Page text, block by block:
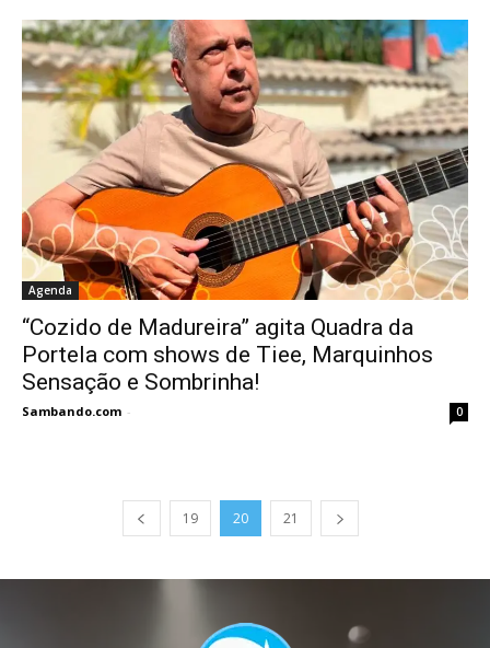
Agenda
“Cozido de Madureira” agita Quadra da
Portela com shows de Tiee, Marquinhos
Sensação e Sombrinha!
Sambando.com - 0
19 20 21